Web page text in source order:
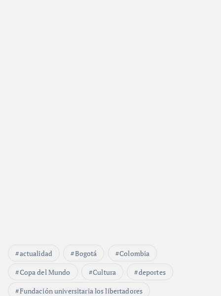
actualidad Bogotá
Colombia
Copa del Mundo
Cultura
deportes
Fundación universitaria los libertadores